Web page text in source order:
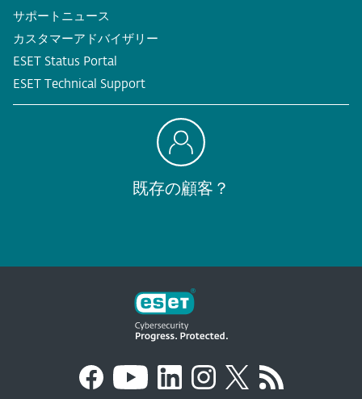
サポートニュース
カスタマーアドバイザリー
ESET Status Portal
ESET Technical Support
既存の顧客？